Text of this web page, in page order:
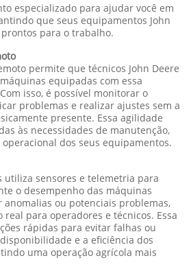
especializado para ajudar você em
que seus equipamentos John
para o trabalho.
permite que técnicos John Deere
equipadas com essa
isso, é possível monitorar o
problemas e realizar ajustes sem a
presente. Essa agilidade
às necessidades de manutenção,
dos seus equipamentos.
utiliza sensores e telemetria para
o desempenho das máquinas
anomalias ou potenciais problemas,
para operadores e técnicos. Essa
rápidas para evitar falhas ou
e a eficiência dos
uma operação agrícola mais